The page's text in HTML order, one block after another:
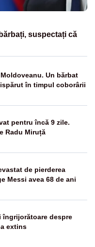
suspectați că
Un bărbat
în timpul coborârii
pentru încă 9 zile.
Radu Miruță
de pierderea
Messi avea 68 de ani
îngrijorătoare despre
extins